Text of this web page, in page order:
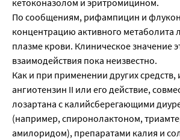
кетоконазолом и эритромицином.
По сообщениям, рифампицин и
концентрацию активного метаболита
плазме крови. Клиническое значение
взаимодействия пока неизвестно.
Как и при применении других
ангиотензин II или его действие,
лозартана с калийсберегающими
(например, спиронолактоном,
амилоридом), препаратами калия и